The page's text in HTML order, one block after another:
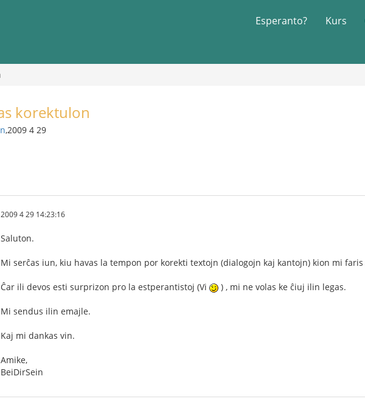
Esperanto? Kurs
korektulon
,2009 4 29
2009 4 29 14:23:16
Saluton.
Mi serĉas iun, kiu havas la tempon por korekti textojn (dialogojn kaj kantojn) kion mi
Ĉar ili devos esti surprizon pro la estperantistoj (Vi ) , mi ne volas ke ĉiuj ilin legas.
Mi sendus ilin emajle.
Kaj mi dankas vin.
Amike,
BeiDirSein